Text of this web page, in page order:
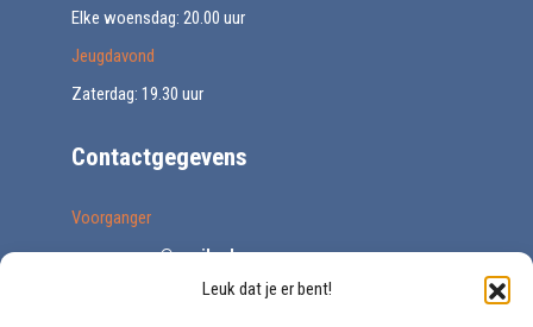
Leuk dat je er bent!
Elke woensdag: 20.00 uur
Jeugdavond
Zaterdag: 19.30 uur
Contactgegevens
Voorganger
voorganger@vegib.nl